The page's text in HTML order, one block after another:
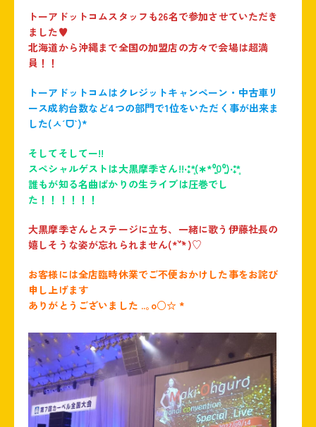
トーアドットコムスタッフも26名で参加させていただき
ました♥️
北海道から沖縄まで全国の加盟店の方々で会場は超満
員！！
トーアドットコムはクレジットキャンペーン・中古車リ
ース成約台数など4つの部門で1位をいただく事が出来ま
した(ㅅˊᗜˋ)*
そしてそしてー!!
スペシャルゲストは大黒摩季さん!!‧˚₊*̥(∗︎*⁰͈꒨⁰͈)‧˚₊*̥
誰もが知る名曲ばかりの生ライブは圧巻でし
た！！！！！！
大黒摩季さんとステージに立ち、一緒に歌う伊藤社長の
嬉しそうな姿が忘れられません(*´˘`*)♡
お客様には全店臨時休業でご不便おかけした事をお詫び
申し上げます
ありがとうございました ..｡o○☆ *